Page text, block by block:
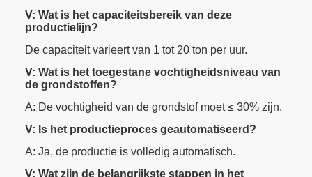
V: Wat is het capaciteitsbereik van deze
productielijn?
De capaciteit varieert van 1 tot 20 ton per uur.
V: Wat is het toegestane vochtigheidsniveau van
de grondstoffen?
A: De vochtigheid van de grondstof moet ≤ 30% zijn.
V: Is het productieproces geautomatiseerd?
A: Ja, de productie is volledig automatisch.
V: Wat zijn de belangrijkste stappen in het